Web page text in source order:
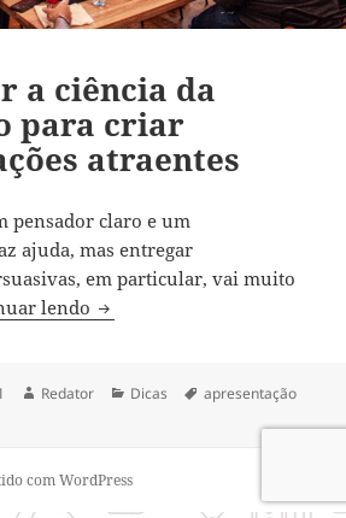
a ciência da
para criar
atraentes
pensador claro e um
ajuda, mas entregar
em particular, vai muito
lendo Como usar a ciência da
Autor
Redator Categorias
Dicas Tags
apresentação
com WordPress